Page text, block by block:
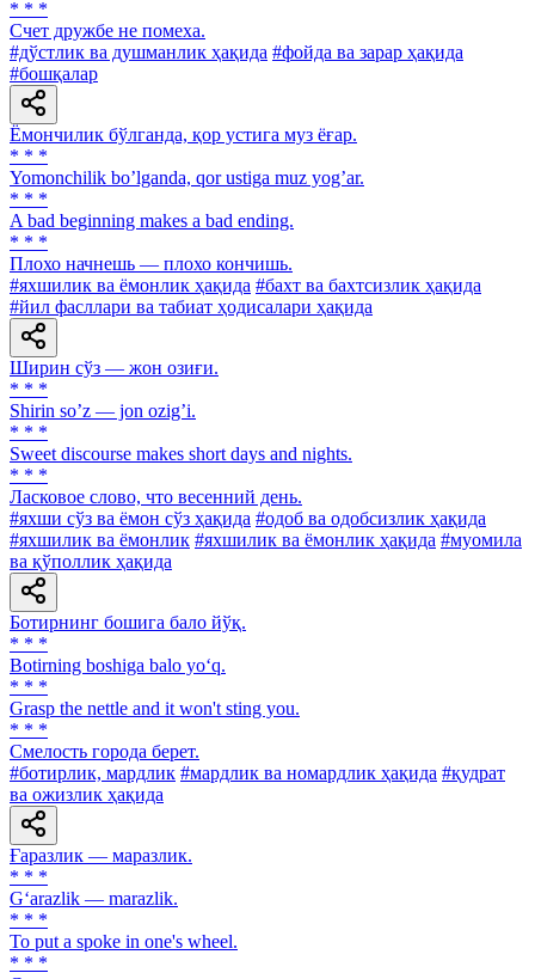
* * *
Счет дружбе не помеха.
#дўстлик ва душманлик ҳақида #фойда ва зарар ҳақида
#бошқалар
Ёмончилик бўлганда, қор устига муз ёғар.
* * *
Yomonchilik boʼlganda, qor ustiga muz yogʼar.
* * *
A bad beginning makes a bad ending.
* * *
Плохо начнешь — плохо кончишь.
#яхшилик ва ёмонлик ҳақида #бахт ва бахтсизлик ҳақида
#йил фасллари ва табиат ҳодисалари ҳақида
Ширин сўз — жон озиғи.
* * *
Shirin soʼz — jon ozigʼi.
* * *
Sweet discourse makes short days and nights.
* * *
Ласковое слово, что весенний день.
#яхши сўз ва ёмон сўз ҳақида #одоб ва одобсизлик ҳақида
#яхшилик ва ёмонлик #яхшилик ва ёмонлик ҳақида #муомила
ва қўполлик ҳақида
Ботирнинг бошига бало йўқ.
* * *
Botirning boshiga balo yo‘q.
* * *
Grasp the nettle and it won't sting you.
* * *
Смелость города берет.
#ботирлик, мардлик #мардлик ва номардлик ҳақида #қудрат
ва ожизлик ҳақида
Ғаразлик — маразлик.
* * *
G‘arazlik — marazlik.
* * *
To put a spoke in one's wheel.
* * *